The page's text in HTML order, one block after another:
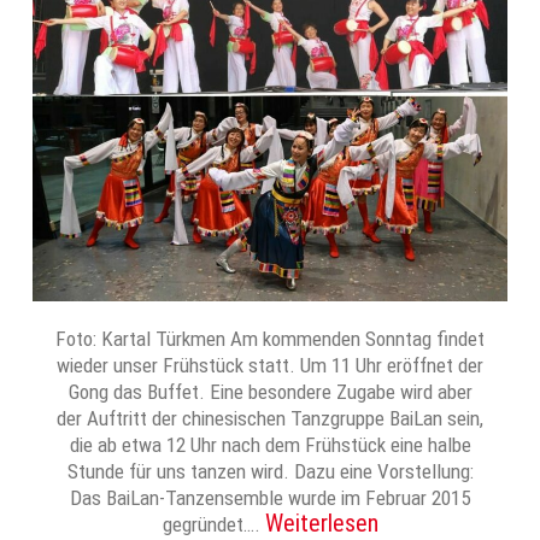
Foto: Kartal Türkmen Am kommenden Sonntag findet
wieder unser Frühstück statt. Um 11 Uhr eröffnet der
Gong das Buffet. Eine besondere Zugabe wird aber
der Auftritt der chinesischen Tanzgruppe BaiLan sein,
die ab etwa 12 Uhr nach dem Frühstück eine halbe
Stunde für uns tanzen wird. Dazu eine Vorstellung:
Das BaiLan-Tanzensemble wurde im Februar 2015
gegründet…. Weiterlesen